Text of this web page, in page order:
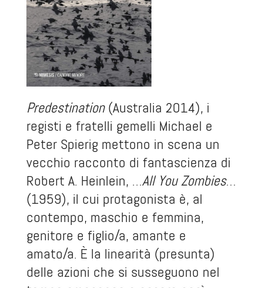
Predestination(Australia 2014), i
registi e fratelli gemelli Michael e
Peter Spierig mettono in scena un
vecchio racconto di fantascienza di
Robert A. Heinlein, …All You Zombies…
(1959), il cui protagonista è, al
contempo, maschio e femmina,
genitore e figlio/a, amante e
amato/a. È la linearità (presunta)
delle azioni che si susseguono nel